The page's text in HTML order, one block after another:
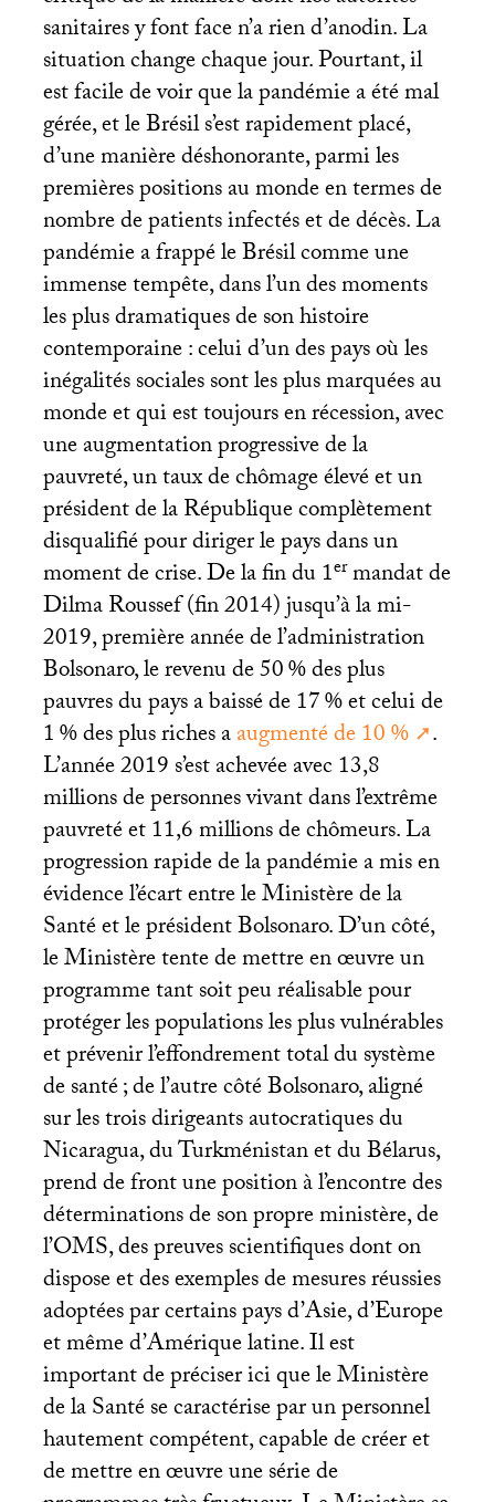
sanitaires y font face n’a rien d’anodin. La
situation change chaque jour. Pourtant, il
est facile de voir que la pandémie a été mal
gérée, et le Brésil s’est rapidement placé,
d’une manière déshonorante, parmi les
premières positions au monde en termes de
nombre de patients infectés et de décès. La
pandémie a frappé le Brésil comme une
immense tempête, dans l’un des moments
les plus dramatiques de son histoire
contemporaine : celui d’un des pays où les
inégalités sociales sont les plus marquées au
monde et qui est toujours en récession, avec
une augmentation progressive de la
pauvreté, un taux de chômage élevé et un
président de la République complètement
disqualifié pour diriger le pays dans un
moment de crise. De la fin du 1ermandat de
Dilma Roussef (fin 2014) jusqu’à la mi-
2019, première année de l’administration
Bolsonaro, le revenu de 50% des plus
pauvres du pays a baissé de 17% et celui de
1% des plus riches aaugmenté de 10%
.
L’année 2019 s’est achevée avec 13,8
millions de personnes vivant dans l’extrême
pauvreté et 11,6 millions de chômeurs. La
progression rapide de la pandémie a mis en
évidence l’écart entre le Ministère de la
Santé et le président Bolsonaro. D’un côté,
le Ministère tente de mettre en œuvre un
programme tant soit peu réalisable pour
protéger les populations les plus vulnérables
et prévenir l’effondrement total du système
de santé; de l’autre côté Bolsonaro, aligné
sur les trois dirigeants autocratiques du
Nicaragua, du Turkménistan et du Bélarus,
prend de front une position à l’encontre des
déterminations de son propre ministère, de
l’OMS, des preuves scientifiques dont on
dispose et des exemples de mesures réussies
adoptées par certains pays d’Asie, d’Europe
et même d’Amérique latine. Il est
important de préciser ici que le Ministère
de la Santé se caractérise par un personnel
hautement compétent, capable de créer et
de mettre en œuvre une série de